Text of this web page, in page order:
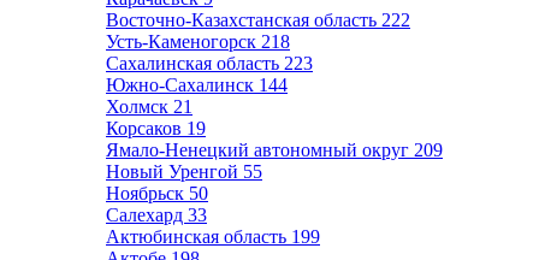
Восточно-Казахстанская область 222
Усть-Каменогорск 218
Сахалинская область 223
Южно-Сахалинск 144
Холмск 21
Корсаков 19
Ямало-Ненецкий автономный округ 209
Новый Уренгой 55
Ноябрьск 50
Салехард 33
Актюбинская область 199